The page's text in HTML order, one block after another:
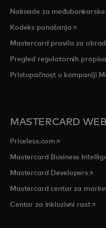
Naknade za
Kodeks ponašanjaopens in a
Mastercard pravila za
Pregled regulatornih propisa
Pristupačnost u kompaniji
MASTERCARD
Priceless.com opens in a new
Mastercard Business
Mastercard Developers
Mastercard centar za
Centar za inkluzivni rast